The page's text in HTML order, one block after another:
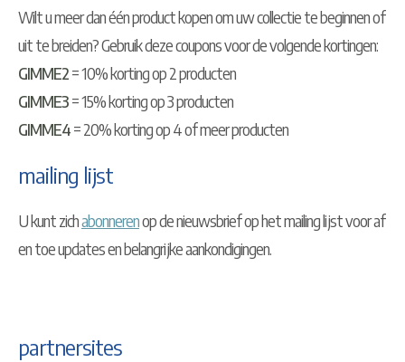
Wilt u meer dan één product kopen om uw collectie te beginnen of
uit te breiden? Gebruik deze coupons voor de volgende kortingen:
GIMME2= 10% korting op 2 producten
GIMME3= 15% korting op 3 producten
GIMME4= 20% korting op 4 of meer producten
mailing lijst
U kunt zichabonnerenop de nieuwsbrief op het mailing lijst voor af
en toe updates en belangrijke aankondigingen.
partnersites